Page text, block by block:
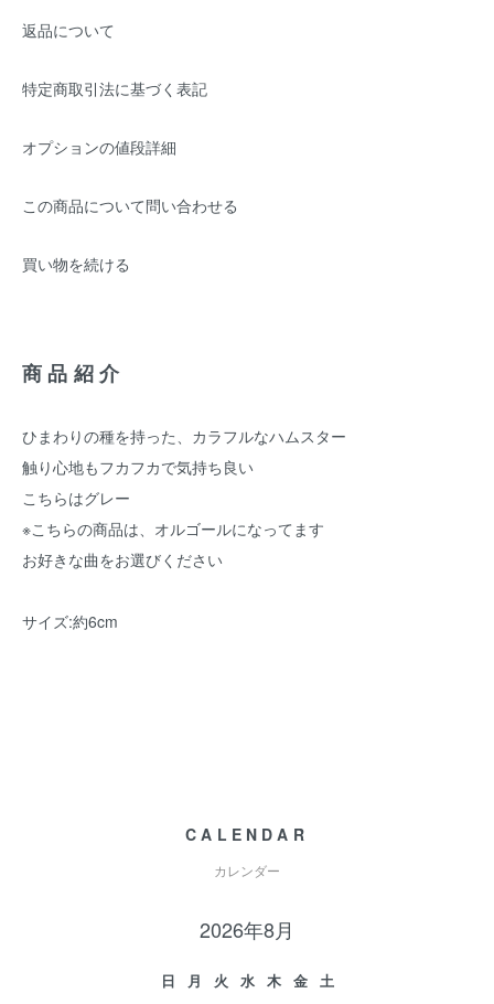
返品について
特定商取引法に基づく表記
オプションの値段詳細
この商品について問い合わせる
買い物を続ける
商品紹介
ひまわりの種を持った、カラフルなハムスター
触り心地もフカフカで気持ち良い
こちらはグレー
※こちらの商品は、オルゴールになってます
お好きな曲をお選びください
サイズ:約6cm
CALENDAR
カレンダー
2026年8月
日 月 火 水 木 金
土